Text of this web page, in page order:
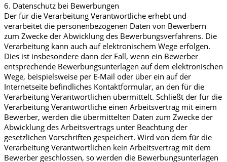
6. Datenschutz bei Bewerbungen
Der für die Verarbeitung Verantwortliche erhebt und
verarbeitet die personenbezogenen Daten von Bewerbern
zum Zwecke der Abwicklung des Bewerbungsverfahrens. Die
Verarbeitung kann auch auf elektronischem Wege erfolgen.
Dies ist insbesondere dann der Fall, wenn ein Bewerber
entsprechende Bewerbungsunterlagen auf dem elektronischen
Wege, beispielsweise per E-Mail oder über ein auf der
Internetseite befindliches Kontaktformular, an den für die
Verarbeitung Verantwortlichen übermittelt. Schließt der für die
Verarbeitung Verantwortliche einen Arbeitsvertrag mit einem
Bewerber, werden die übermittelten Daten zum Zwecke der
Abwicklung des Arbeitsvertrags unter Beachtung der
gesetzlichen Vorschriften gespeichert. Wird von dem für die
Verarbeitung Verantwortlichen kein Arbeitsvertrag mit dem
Bewerber geschlossen, so werden die Bewerbungsunterlagen